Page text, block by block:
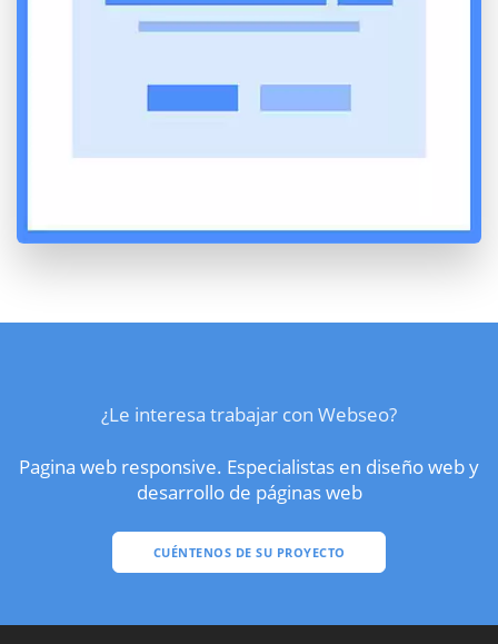
¿Le interesa trabajar con Webseo?
Pagina web responsive. Especialistas en diseño web y
desarrollo de páginas web
CUÉNTENOS DE SU PROYECTO